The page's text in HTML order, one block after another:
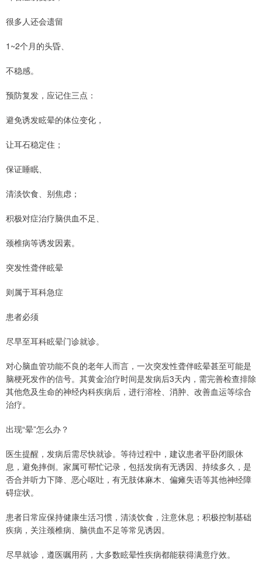
很多人还会遗留
1~2个月的头昏、
不稳感。
预防复发，应记住三点：
避免诱发眩晕的体位变化，
让耳石稳定住；
保证睡眠、
清淡饮食、别焦虑；
积极对症治疗脑供血不足、
颈椎病等诱发因素。
突发性聋伴眩晕
则属于耳科急症
患者必须
尽早至耳科眩晕门诊就诊。
对心脑血管功能不良的老年人而言，一次突发性聋伴眩晕甚至可能是
脑梗死发作的信号。其黄金治疗时间是发病后3天内，需完善检查排除
其他危及生命的神经内科疾病后，进行溶栓、消肿、改善血运等综合
治疗。
出现“晕”怎么办？
医生提醒，发病后需尽快就诊。等待过程中，建议患者平卧闭眼休
息，避免摔倒。家属可帮忙记录，包括发病有无诱因、持续多久，是
否合并听力下降、恶心呕吐，有无肢体麻木、偏瘫失语等其他神经障
碍症状。
患者日常应保持健康生活习惯，清淡饮食，注意休息；积极控制基础
疾病，关注颈椎病、脑供血不足等常见诱因。
尽早就诊，遵医嘱用药，大多数眩晕性疾病都能获得满意疗效。